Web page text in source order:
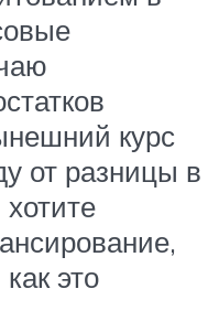
курс
от разницы в
это